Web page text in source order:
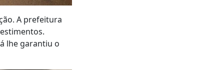
A prefeitura
lhe garantiu o